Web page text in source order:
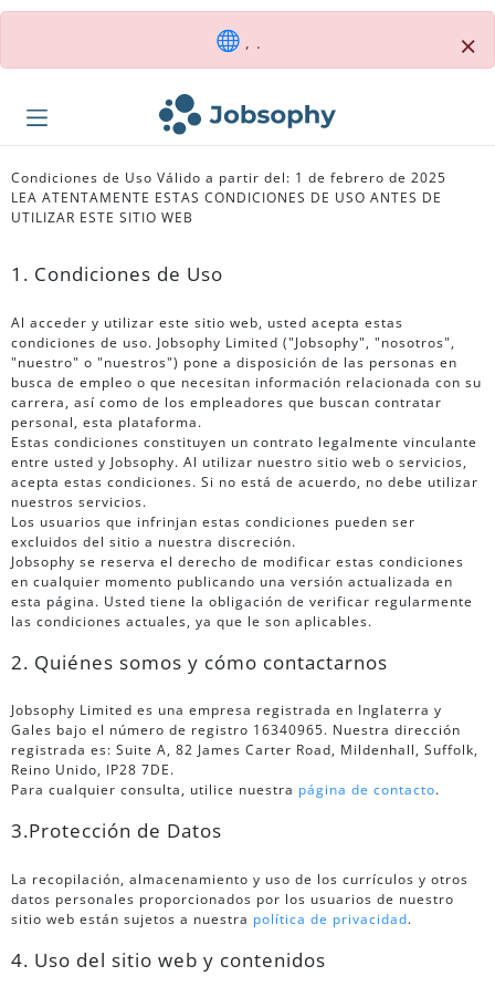
, . ×
Condiciones de Uso Válido a partir del: 1 de febrero de 2025
LEA ATENTAMENTE ESTAS CONDICIONES DE USO ANTES DE
UTILIZAR ESTE SITIO WEB
1. Condiciones de Uso
Al acceder y utilizar este sitio web, usted acepta estas
condiciones de uso. Jobsophy Limited ("Jobsophy", "nosotros",
"nuestro" o "nuestros") pone a disposición de las personas en
busca de empleo o que necesitan información relacionada con su
carrera, así como de los empleadores que buscan contratar
personal, esta plataforma.
Estas condiciones constituyen un contrato legalmente vinculante
entre usted y Jobsophy. Al utilizar nuestro sitio web o servicios,
acepta estas condiciones. Si no está de acuerdo, no debe utilizar
nuestros servicios.
Los usuarios que infrinjan estas condiciones pueden ser
excluidos del sitio a nuestra discreción.
Jobsophy se reserva el derecho de modificar estas condiciones
en cualquier momento publicando una versión actualizada en
esta página. Usted tiene la obligación de verificar regularmente
las condiciones actuales, ya que le son aplicables.
2. Quiénes somos y cómo contactarnos
Jobsophy Limited es una empresa registrada en Inglaterra y
Gales bajo el número de registro 16340965. Nuestra dirección
registrada es: Suite A, 82 James Carter Road, Mildenhall, Suffolk,
Reino Unido, IP28 7DE.
Para cualquier consulta, utilice nuestra página de contacto.
3.Protección de Datos
La recopilación, almacenamiento y uso de los currículos y otros
datos personales proporcionados por los usuarios de nuestro
sitio web están sujetos a nuestra política de privacidad.
4. Uso del sitio web y contenidos